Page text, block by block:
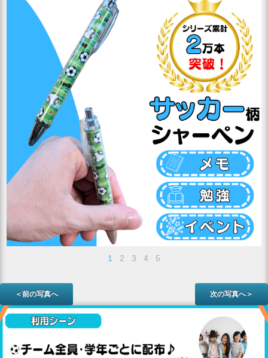
1 2 3 4 5
＜前の写真へ 次の写真へ＞